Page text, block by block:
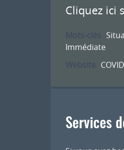
Cliquez ici
Immédiate
Services